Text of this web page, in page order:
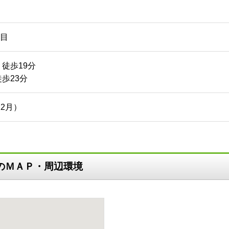
歩19分
23分
）
ＭＡＰ・周辺環境